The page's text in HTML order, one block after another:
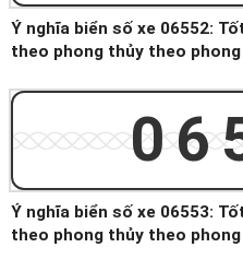
Ý nghĩa biển số xe 06552:
theo phong thủy theo
Ý nghĩa biển số xe 06553:
theo phong thủy theo